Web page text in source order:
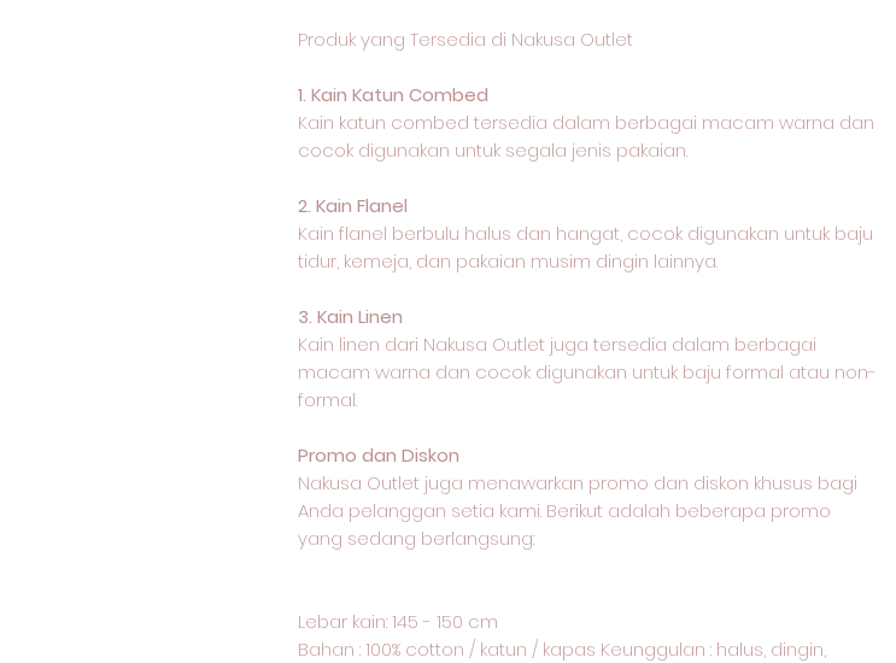
Produk yang Tersedia di Nakusa Outlet
1. Kain Katun Combed
Kain katun combed tersedia dalam berbagai macam warna dan
cocok digunakan untuk segala jenis pakaian.
2. Kain Flanel
Kain flanel berbulu halus dan hangat, cocok digunakan untuk baju
tidur, kemeja, dan pakaian musim dingin lainnya.
3. Kain Linen
Kain linen dari Nakusa Outlet juga tersedia dalam berbagai
macam warna dan cocok digunakan untuk baju formal atau non-
formal.
Promo dan Diskon
Nakusa Outlet juga menawarkan promo dan diskon khusus bagi
Anda pelanggan setia kami. Berikut adalah beberapa promo
yang sedang berlangsung:
Lebar kain: 145 - 150 cm
Bahan : 100% cotton / katun / kapas Keunggulan : halus, dingin,